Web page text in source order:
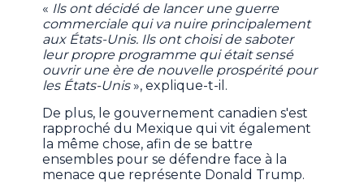
« Ils ont décidé de lancer une guerre
commerciale qui va nuire principalement
aux États-Unis. Ils ont choisi de saboter
leur propre programme qui était sensé
ouvrir une ère de nouvelle prospérité pour
les États-Unis», explique-t-il.
De plus, le gouvernement canadien s'est
rapproché du Mexique qui vit également
la même chose, afin de se battre
ensembles pour se défendre face à la
menace que représente Donald Trump.